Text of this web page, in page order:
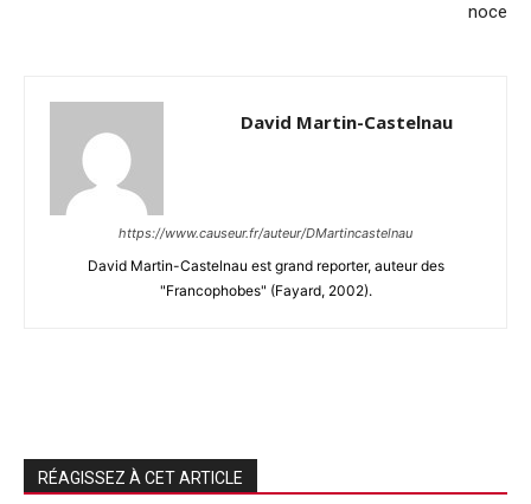
noce
David Martin-Castelnau
https://www.causeur.fr/auteur/DMartincastelnau
David Martin-Castelnau est grand reporter, auteur des
"Francophobes" (Fayard, 2002).
RÉAGISSEZ À CET ARTICLE